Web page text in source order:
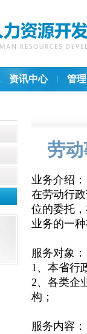
资讯中心 管
劳
业务介绍：
在劳动行
位的委托
业务的一
服务对象：
1、本省行
2、各类企
构；
服务内容：